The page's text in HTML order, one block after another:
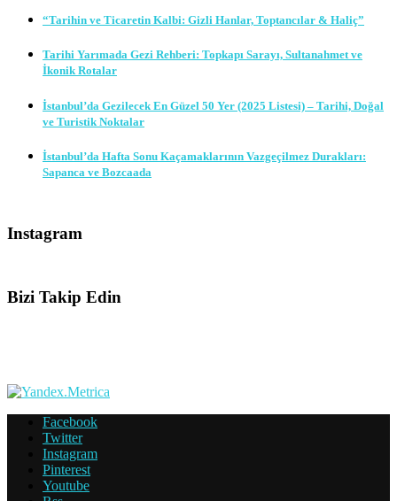
“Tarihin ve Ticaretin Kalbi: Gizli Hanlar, Toptancılar & Haliç”
Tarihi Yarımada Gezi Rehberi: Topkapı Sarayı, Sultanahmet ve
İkonik Rotalar
İstanbul’da Gezilecek En Güzel 50 Yer (2025 Listesi) – Tarihi, Doğal
ve Turistik Noktalar
İstanbul’da Hafta Sonu Kaçamaklarının Vazgeçilmez Durakları:
Sapanca ve Bozcaada
Instagram
Bizi Takip Edin
Facebook
Twitter
Instagram
Pinterest
Youtube